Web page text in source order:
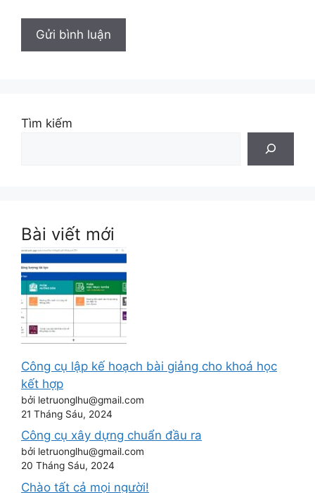
Tìm kiếm
Bài viết mới
Công cụ lập kế hoạch bài giảng cho khoá học
kết hợp
bởi letruonglhu@gmail.com
21 Tháng Sáu, 2024
Công cụ xây dựng chuẩn đầu ra
bởi letruonglhu@gmail.com
20 Tháng Sáu, 2024
Chào tất cả mọi người!